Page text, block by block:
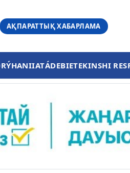
АҚПАРАТТЫҚ ХАБАРЛАМА
RÝHANIIATÁDEBIETEKINSHI